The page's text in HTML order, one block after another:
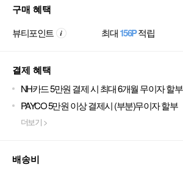
구매 혜택
뷰티포인트 최대156P적립
결제 혜택
NH카드 5만원 결제 시 최대 6개월 무이자 할부
PAYCO 5만원 이상 결제시 (부분)무이자 할부
더보기 >
배송비